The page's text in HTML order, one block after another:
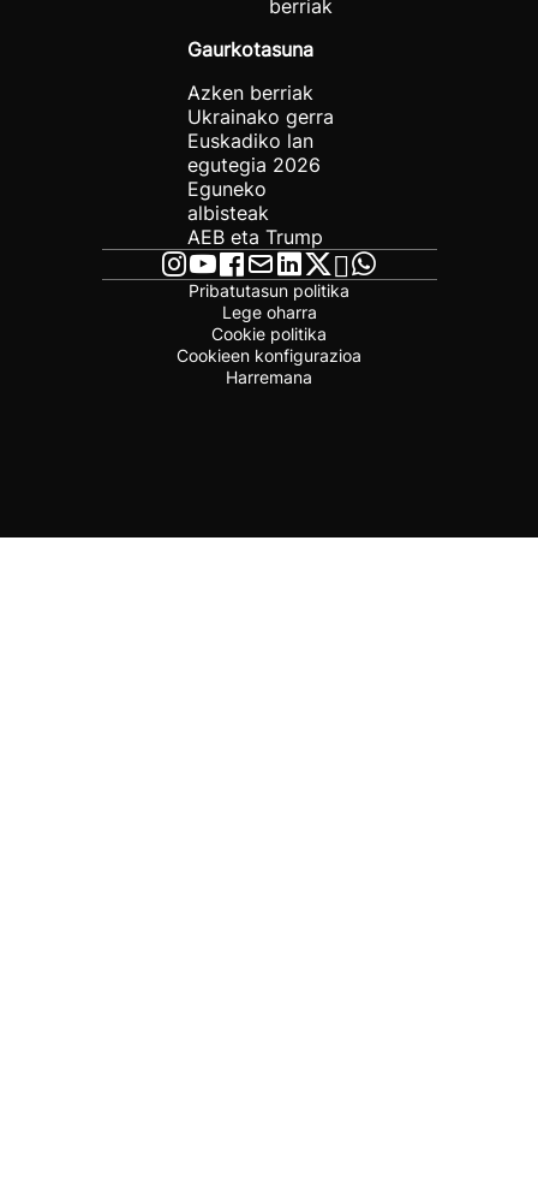
berriak
Gaurkotasuna
Azken berriak
Ukrainako gerra
Euskadiko lan
egutegia 2026
Eguneko
albisteak
AEB eta Trump
Pribatutasun politika
Lege oharra
Cookie politika
Cookieen konfigurazioa
Harremana